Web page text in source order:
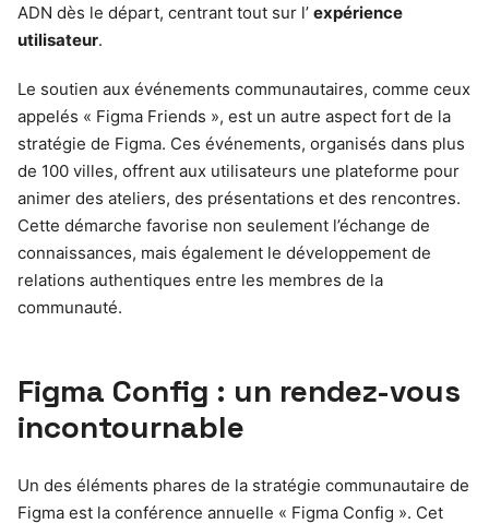
ADN dès le départ, centrant tout sur l’ expérience
utilisateur.
Le soutien aux événements communautaires, comme ceux
appelés « Figma Friends », est un autre aspect fort de la
stratégie de Figma. Ces événements, organisés dans plus
de 100 villes, offrent aux utilisateurs une plateforme pour
animer des ateliers, des présentations et des rencontres.
Cette démarche favorise non seulement l’échange de
connaissances, mais également le développement de
relations authentiques entre les membres de la
communauté.
Figma Config : un rendez-vous
incontournable
Un des éléments phares de la stratégie communautaire de
Figma est la conférence annuelle « Figma Config ». Cet